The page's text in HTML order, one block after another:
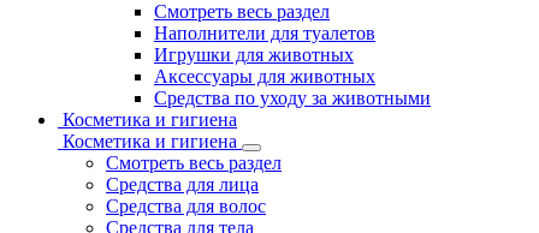
Смотреть весь раздел
Наполнители для туалетов
Игрушки для животных
Аксессуары для животных
Средства по уходу за животными
Косметика и гигиена
Косметика и гигиена
Смотреть весь раздел
Средства для лица
Средства для волос
Средства для тела